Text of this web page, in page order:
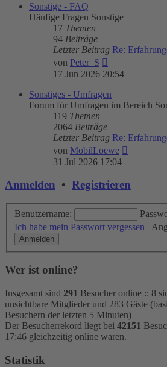
Sonstige - FAQ
Häufige Fragen Sonstige
17 Themen
94 Beiträge
Letzter Beitrag Re:
von Peter_S
Beitrag
17 Jun 2026 20:54
Sonstiges - Umfragen
Forum für Umfragen im Bereich
119 Themen
2064 Beiträge
Letzter Beitrag Re:
von MobilLoewe
31 Jul 2026 17:04
Anmelden • Registrieren
Benutzername:
Ich habe mein Passwort vergessen |
Wer ist online?
Insgesamt sind 291 Besucher online :: 8
unsichtbare Mitglieder und 283 Gäste
Besuchern der letzten 5 Minuten)
Der Besucherrekord liegt bei 42151
17:46 gleichzeitig online waren.
Statistik